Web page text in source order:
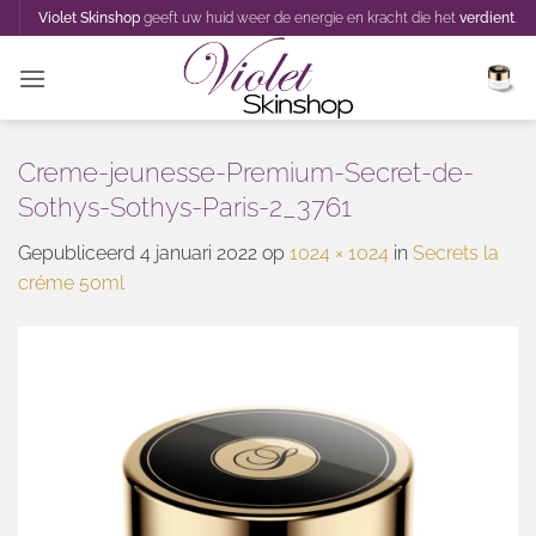
naar
inhoud
Violet Skinshopgeeft uw huid weer de energie en kracht die het verdient.
Creme-jeunesse-Premium-Secret-de-
Sothys-Sothys-Paris-2_3761
Gepubliceerd 4 januari 2022 op 1024 × 1024 in Secrets la
créme 50ml